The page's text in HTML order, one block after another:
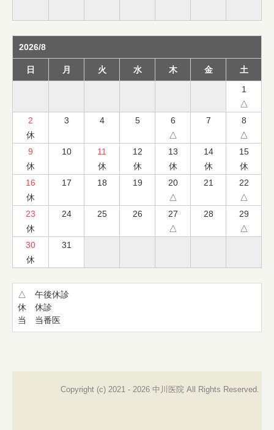
2026/8
日 月 火 水 木 金
土
1
△
2
休
3 4 5
6
△
7
8
△
9
休
10
11
休
12
休
13
休
14
休
15
休
16
休
17 18 19
20
△
21
22
△
23
休
24 25 26
27
△
28
29
△
30
休
31
△　午後休診
休　休診
当　当番医
Copyright (c) 2021 - 2026 中川医院 All Rights Reserved.